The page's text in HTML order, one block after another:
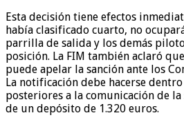
Esta decisión tiene efectos
había clasificado cuarto, no
parrilla de salida y los demás
posición. La FIM también aclaró
puede apelar la sanción ante los
La notificación debe hacerse
posteriores a la comunicación de la
de un depósito de 1.320 euros.